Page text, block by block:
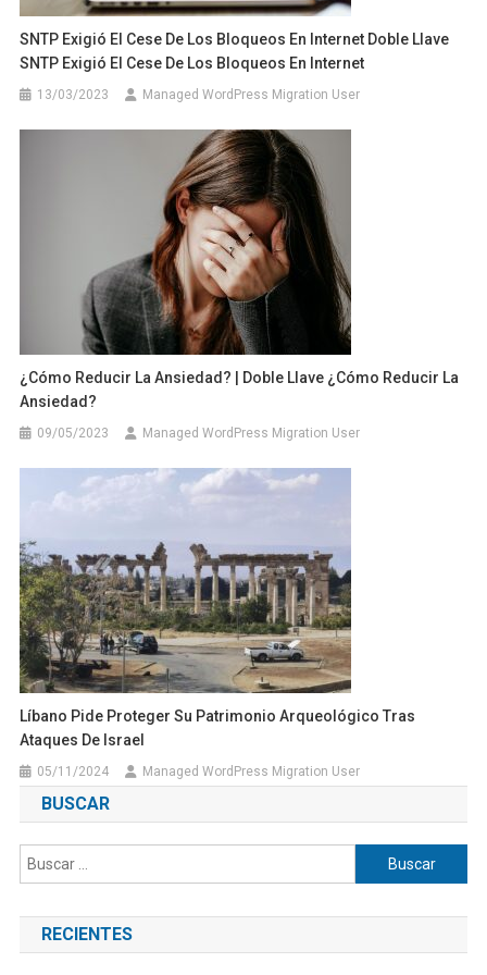
SNTP Exigió El Cese De Los Bloqueos En Internet Doble Llave
SNTP Exigió El Cese De Los Bloqueos En Internet
13/03/2023 Managed WordPress Migration User
¿Cómo Reducir La Ansiedad? | Doble Llave ¿Cómo Reducir La
Ansiedad?
09/05/2023 Managed WordPress Migration User
Líbano Pide Proteger Su Patrimonio Arqueológico Tras
Ataques De Israel
05/11/2024 Managed WordPress Migration User
BUSCAR
Buscar:
RECIENTES